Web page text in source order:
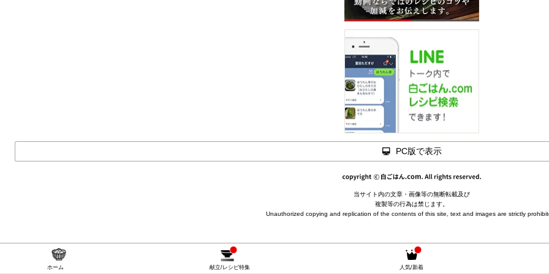
PC版で表示
当サイト内の文章・画像等の無断転載及び
複製等の行為は禁じます。
Unauthorized copying and replication of the contents of this site, text and images are strictly
ホーム 献立/レシピ特集 人気/新着